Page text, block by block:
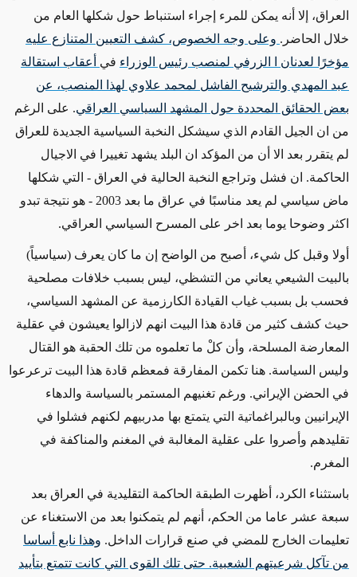
العراق، إلا أنه يمكن للمرء إجراء استنباط حول شكلها العام من
خلال الحاضر. وعلى وجه الخصوص، كشف التعيين المتنازع عليه
مؤخرًا لعدنان ا الزرفي لمنصب رئيس الوزراء في أعقاب استقالة
عبد المهدي والترشيح الفاشل لمحمد علاوي لهذا المنصب، عن
بعض الحقائق المحددة حول المشهد السياسي العراقي. على الرغم
من ان الجيل القادم الذي سيشكل النخبة السياسية الجديدة للعراق
لم يتقرر بعد الا أن من المؤكد ان البلد يشهد تغييرا في الاجيال
الحاكمة. ان فشل وتراجع النخبة الحالية في العراق - التي شكلها
ماض سياسي لم يعد مناسبًا في عراق ما بعد 2003 - هو نتيجة تبدو
اكثر وضوحا يوما بعد اخر على المسرح السياسي العراقي.
أولا وقبل كل شيء، أصبح من الواضح إن ما كان يعرف (سياسياً)
بالبيت الشيعي يعاني من التشظي، ليس بسبب خلافات مصلحية
فحسب بل بسبب غياب القيادة الكارزمية عن المشهد السياسي،
حيث كشف كثير من قادة هذا البيت انهم لازالوا يعيشون في عقلية
المعارضة المسلحة، وأن كلْ ما تعلموه من تلك الحقبة هو القتال
وليس السياسة. هنا تكمن المفارقة فمعظم قادة هذا البيت ترعرعوا
في الحضن الإيراني. ورغم تغنيهم المستمر بالسياسة والدهاء
الإيرانيين وبالبراغماتية التي يتمتع بها مدربيهم لكنهم فشلوا في
تقليدهم وأصروا على عقلية المغالبة في المغنم والمناكفة في
المغرم.
باستثناء الكرد، أظهرت الطبقة الحاكمة التقليدية في العراق بعد
سبعة عشر عاما من الحكم، أنهم لم يتمكنوا بعد من الاستغناء عن
تعليمات الخارج للمضي في صنع قرارات الداخل. وهذا نابع أساسا
من تآكل شرعيتهم الشعبية. حتى تلك القوى التي كانت تتمتع بتأييد